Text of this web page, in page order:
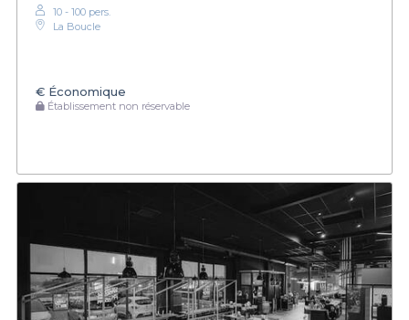
10 - 100 pers.
La Boucle
€ Économique
Établissement non réservable